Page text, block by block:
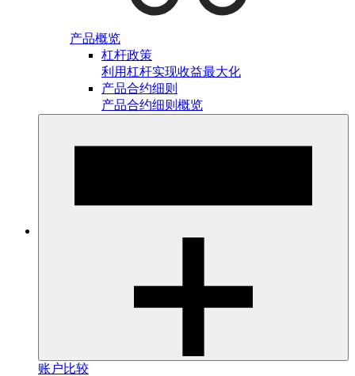
产品概览
杠杆政策
利用杠杆实现收益最大化
产品合约细则
产品合约细则概览
账户比较